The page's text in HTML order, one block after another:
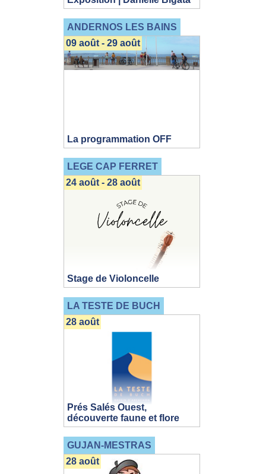
ANDERNOS LES BAINS
La programmation OFF
09 août - 29 août
LEGE CAP FERRET
Stage de Violoncelle
24 août - 28 août
LA TESTE DE BUCH
Prés Salés Ouest,
découverte faune et flore
28 août
GUJAN-MESTRAS
28 août